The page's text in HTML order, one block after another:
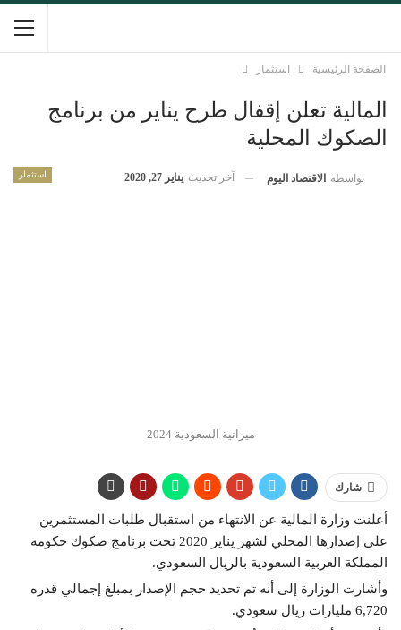
الصفحة الرئيسية استثمار
المالية تعلن إقفال طرح يناير من برنامج
الصكوك المحلية
استثمار بواسطة الاقتصاد اليوم آخر تحديث يناير 27, 2020
ميزانية السعودية 2024
شارك
أعلنت وزارة المالية عن الانتهاء من استقبال طلبات المستثمرين
على إصدارها المحلي لشهر يناير 2020 تحت برنامج صكوك حكومة
المملكة العربية السعودية بالريال السعودي.
وأشارت الوزارة إلى أنه تم تحديد حجم الإصدار بمبلغ إجمالي قدره
6,720 مليارات ريال سعودي.